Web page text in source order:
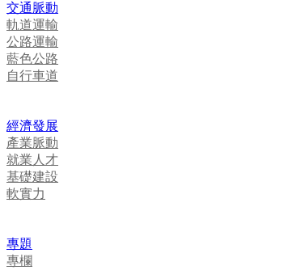
交通脈動
軌道運輸
公路運輸
藍色公路
自行車道
經濟發展
產業脈動
就業人才
基礎建設
軟實力
專題
專欄